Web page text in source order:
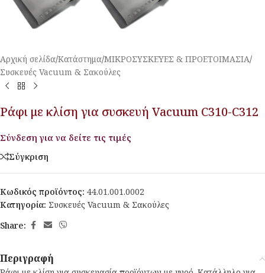
Αρχική σελίδα/Κατάστημα/ΜΙΚΡΟΣΥΣΚΕΥΕΣ & ΠΡΟΕΤΟΙΜΑΣΙΑ/
Συσκευές Vacuum & Σακούλες
Ράφι με κλίση για συσκευή Vacuum C310-C312
Σύνδεση για να δείτε τις τιμές
Σύγκριση
Κωδικός προϊόντος: 44.01.001.0002
Κατηγορία: Συσκευές Vacuum & Σακούλες
Share:
Περιγραφή